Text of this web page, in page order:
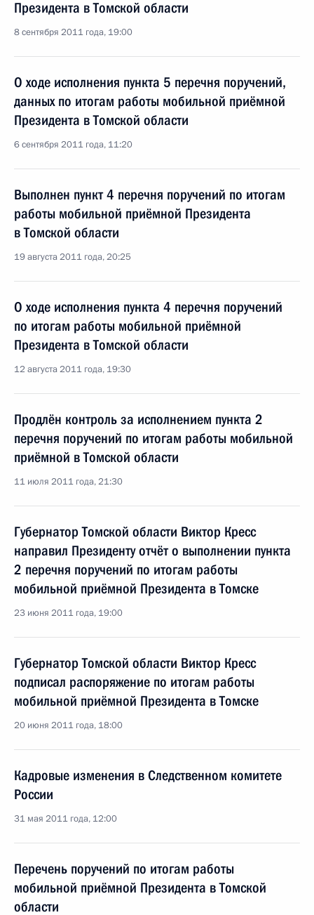
Президента в Томской области
8 сентября 2011 года, 19:00
О ходе исполнения пункта 5 перечня поручений,
данных по итогам работы мобильной приёмной
Президента в Томской области
6 сентября 2011 года, 11:20
Выполнен пункт 4 перечня поручений по итогам
работы мобильной приёмной Президента
в Томской области
19 августа 2011 года, 20:25
О ходе исполнения пункта 4 перечня поручений
по итогам работы мобильной приёмной
Президента в Томской области
12 августа 2011 года, 19:30
Продлён контроль за исполнением пункта 2
перечня поручений по итогам работы мобильной
приёмной в Томской области
11 июля 2011 года, 21:30
Губернатор Томской области Виктор Кресс
направил Президенту отчёт о выполнении пункта
2 перечня поручений по итогам работы
мобильной приёмной Президента в Томске
23 июня 2011 года, 19:00
Губернатор Томской области Виктор Кресс
подписал распоряжение по итогам работы
мобильной приёмной Президента в Томске
20 июня 2011 года, 18:00
Кадровые изменения в Следственном комитете
России
31 мая 2011 года, 12:00
Перечень поручений по итогам работы
мобильной приёмной Президента в Томской
области